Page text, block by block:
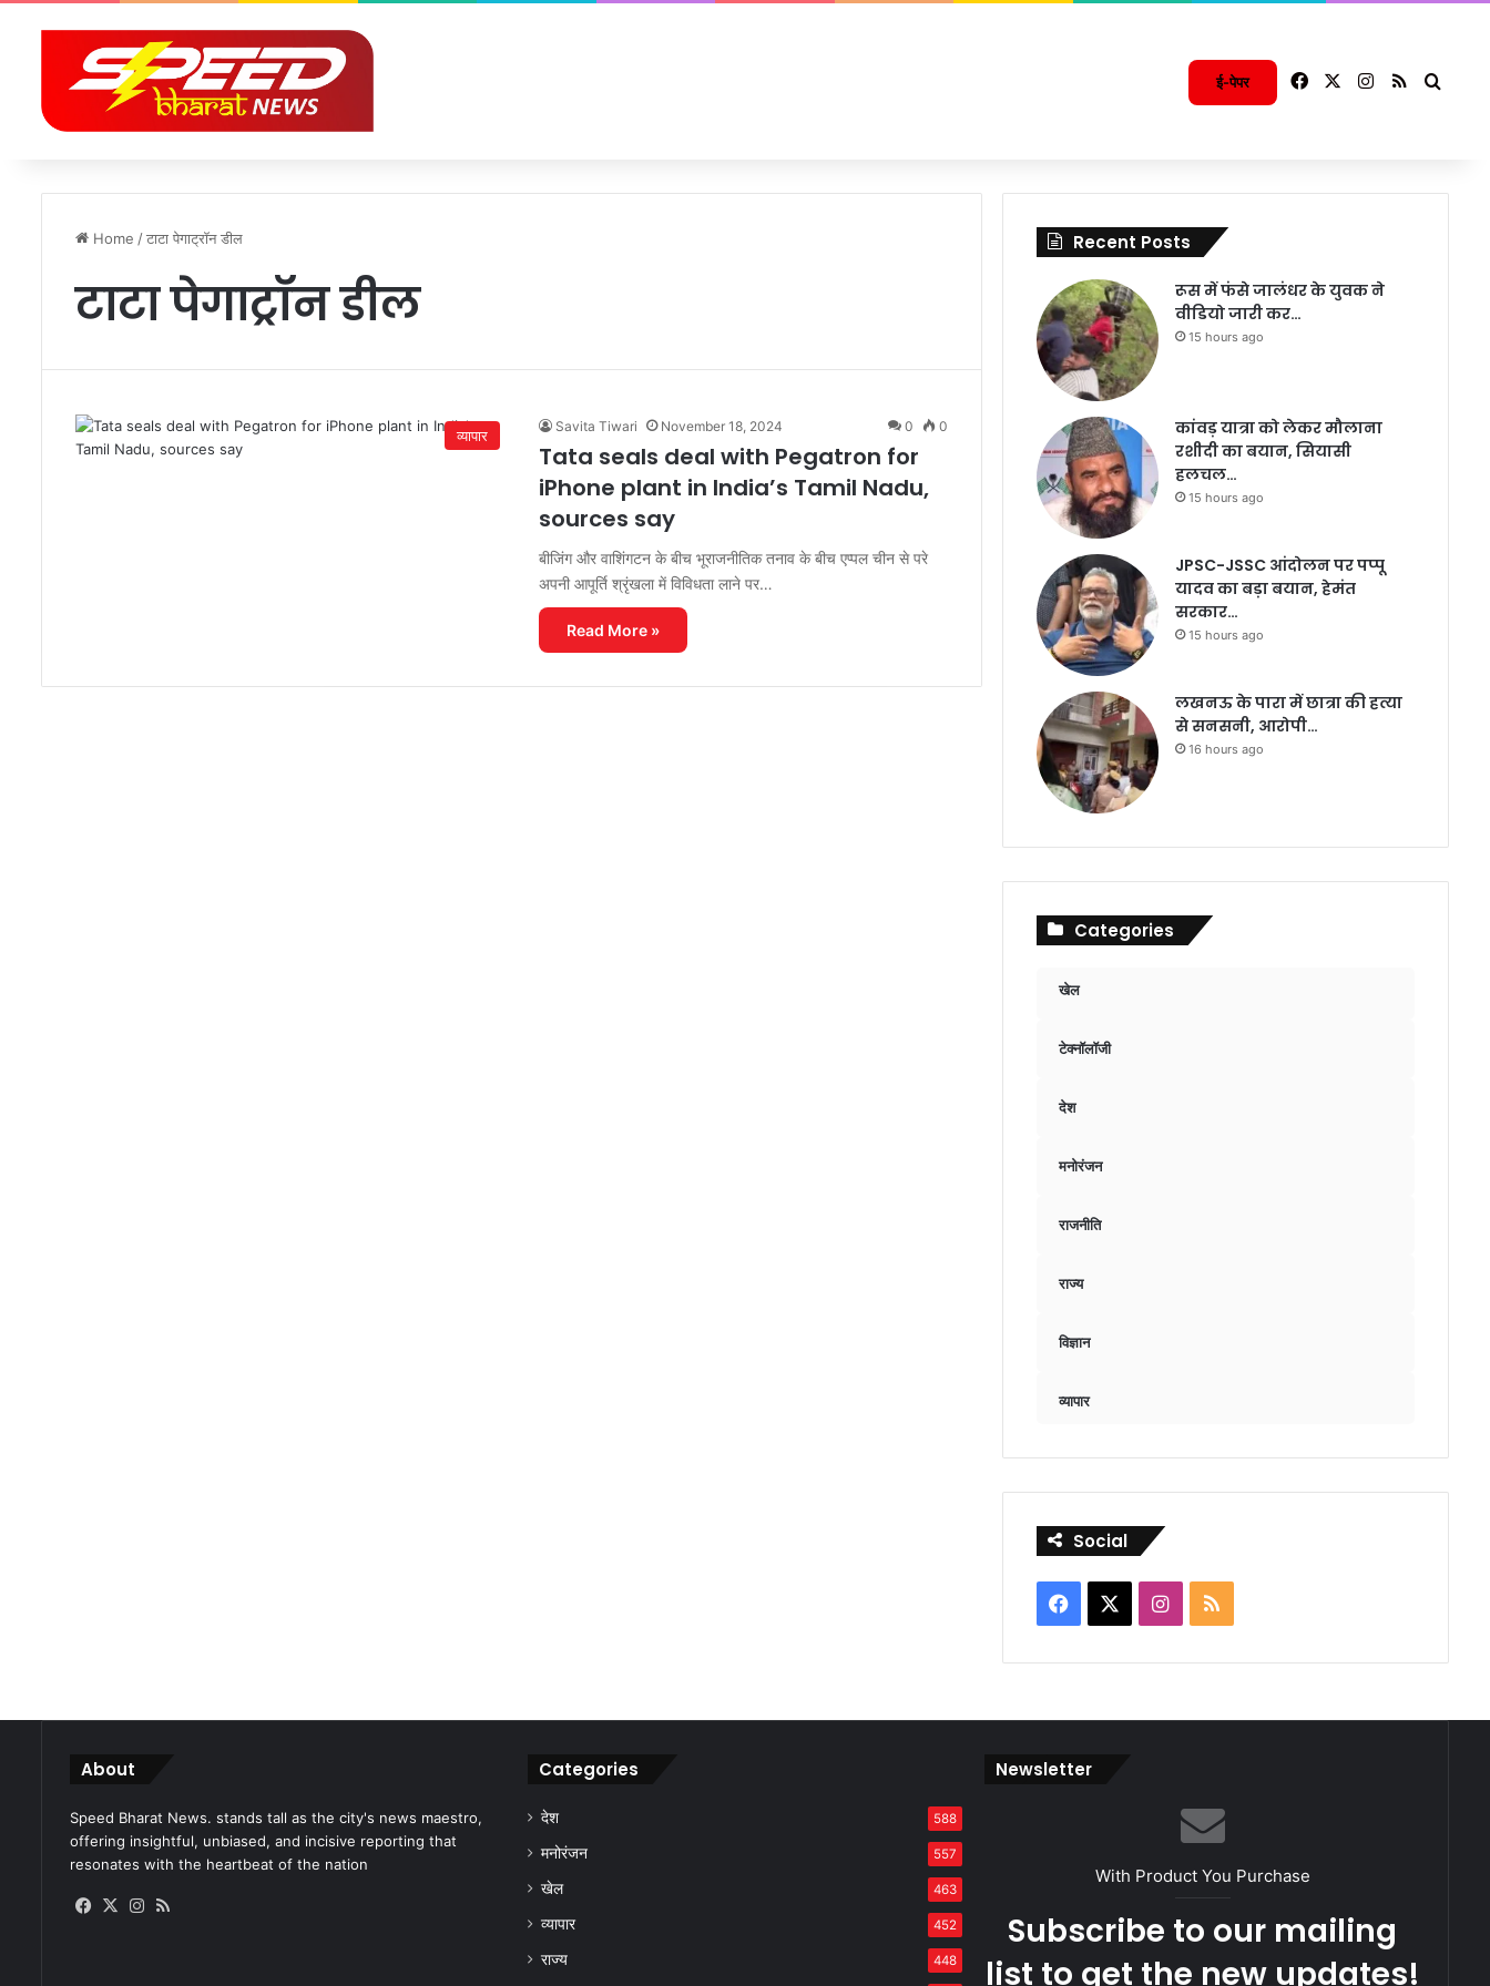
ई-पेपर FacebookInstagram
RSS
Home /टाटा पेगाट्रॉन डील
टाटा पेगाट्रॉन डील
व्यापार
Savita Tiwari November 18, 2024 0 0
Tata seals deal with Pegatron for
iPhone plant in India’s Tamil Nadu,
sources say
बीजिंग और वाशिंगटन के बीच भूराजनीतिक तनाव के बीच एप्पल चीन से परे
अपनी आपूर्ति श्रृंखला में विविधता लाने पर…
Read More »
Recent Posts
रूस में फंसे जालंधर के युवक ने
वीडियो जारी कर…
15 hours ago
कांवड़ यात्रा को लेकर मौलाना
रशीदी का बयान, सियासी
हलचल…
15 hours ago
JPSC-JSSC आंदोलन पर पप्पू
यादव का बड़ा बयान, हेमंत
सरकार…
15 hours ago
लखनऊ के पारा में छात्रा की हत्या
से सनसनी, आरोपी…
16 hours ago
Categories
खेल
टेक्नॉलॉजी
देश
मनोरंजन
राजनीति
राज्य
विज्ञान
व्यापार
Social
Facebook Instagram
RSS
About
Speed Bharat News. stands tall as the city's news maestro,
offering insightful, unbiased, and incisive reporting that
resonates with the heartbeat of the nation
Facebook
X Instagram
Categories
देश 588
मनोरंजन 557
खेल 463
व्यापार 452
राज्य 448
Newsletter
With Product You Purchase
Subscribe to our mailing
list to get the new updates!